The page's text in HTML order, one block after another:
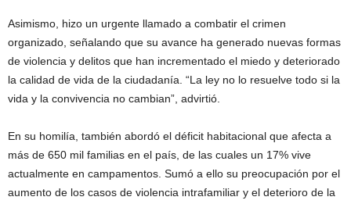
Asimismo, hizo un urgente llamado a combatir el crimen
organizado, señalando que su avance ha generado nuevas formas
de violencia y delitos que han incrementado el miedo y deteriorado
la calidad de vida de la ciudadanía. “La ley no lo resuelve todo si la
vida y la convivencia no cambian”, advirtió.
En su homilía, también abordó el déficit habitacional que afecta a
más de 650 mil familias en el país, de las cuales un 17% vive
actualmente en campamentos. Sumó a ello su preocupación por el
aumento de los casos de violencia intrafamiliar y el deterioro de la